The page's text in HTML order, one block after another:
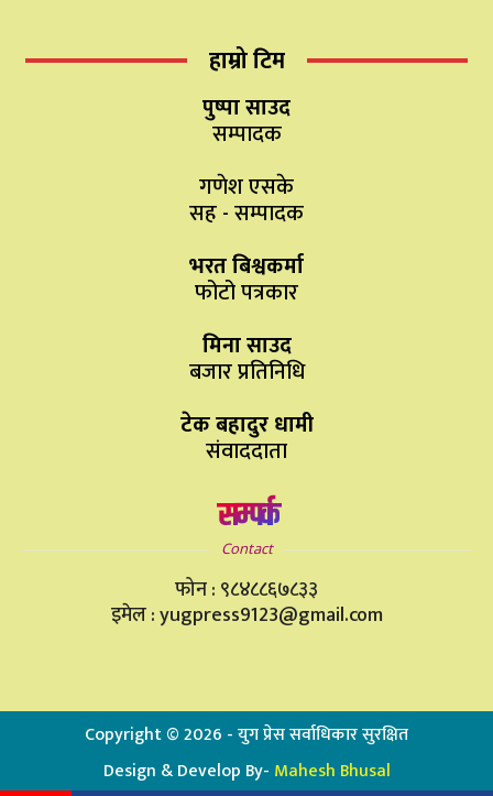
हाम्रो टिम
पुष्पा साउद
सम्पादक
गणेश एसके
सह - सम्पादक
भरत बिश्वकर्मा
फोटो पत्रकार
मिना साउद
बजार प्रतिनिधि
टेक बहादुर धामी
संवाददाता
सम्पर्क
Contact
फोन : ९८४८८६७८३३
इमेल : yugpress9123@gmail.com
Copyright ©2026 - युग प्रेस सर्वाधिकार सुरक्षित
Design & Develop By- Mahesh Bhusal